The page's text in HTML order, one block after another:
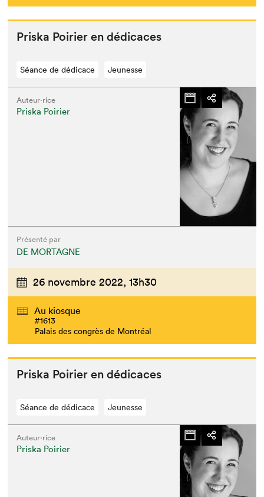
Priska Poiri­er en dédicaces
Séance de dédicace Jeunesse
Auteur·rice
Priska Poirier
Présenté par
DE MORTAGNE
26 novembre 2022, 13h30
Au kiosque
#1613
Palais des congrès de Montréal
Priska Poiri­er en dédicaces
Séance de dédicace Jeunesse
Auteur·rice
Priska Poirier